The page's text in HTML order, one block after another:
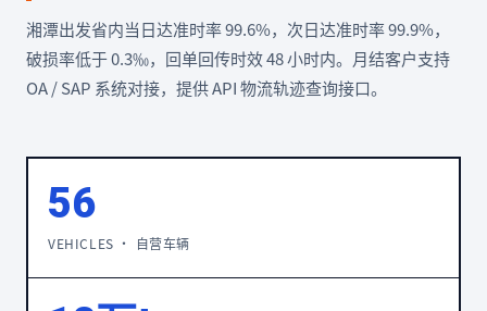
湘潭出发省内当日达准时率 99.6%，次日达准时率 99.9%，
破损率低于 0.3‰，回单回传时效 48 小时内。月结客户支持
OA / SAP 系统对接，提供 API 物流轨迹查询接口。
56
VEHICLES · 自营车辆